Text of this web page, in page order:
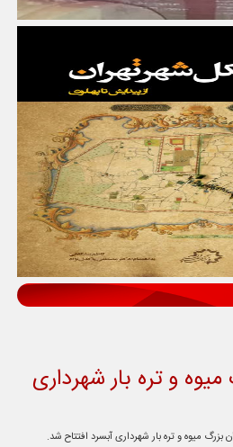
و تره بار شهرداری
بزرگ میوه و تره بار شهرداری آبسرد افتتاح شد.